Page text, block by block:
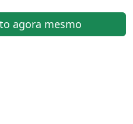
agora mesmo